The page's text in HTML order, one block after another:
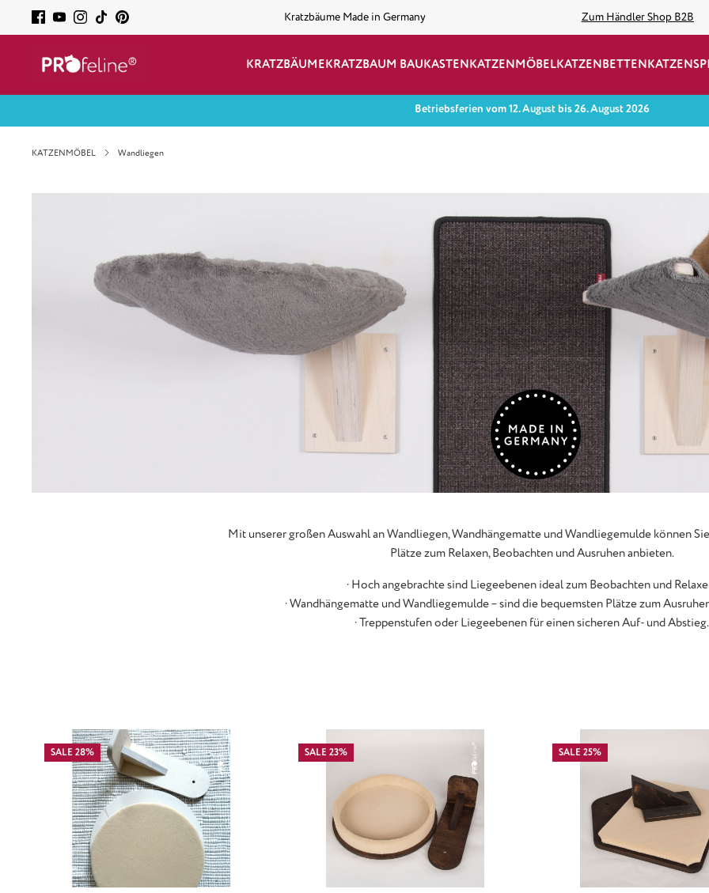
Kratzbäume Made in Germany Zum Händler Shop B2B
KRATZBÄUMEKRATZBAUM BAUKASTENKATZENMÖBELKATZENBETTEN
Betriebsferien vom 12. August bis 26. August 2026
KATZENMÖBEL Wandliegen
Mit unserer großen Auswahl an Wandliegen, Wandhängematte und Wandliegemulde können
Plätze zum Relaxen, Beobachten und Ausruhen anbieten.
· Hoch angebrachte sind Liegeebenen ideal zum Beobachten und
· Wandhängematte und Wandliegemulde – sind die bequemsten Plätze zum
· Treppenstufen oder Liegeebenen für einen sicheren Auf- und Abstieg.
SALE 28% SALE 23% SALE 25%